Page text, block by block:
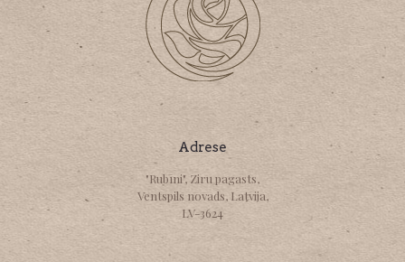
Adrese
"Rubīni", Ziru pagasts,
Ventspils novads, Latvija,
LV-3624